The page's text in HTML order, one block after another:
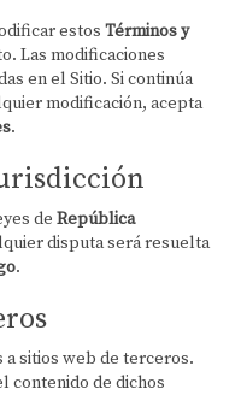
estos Términos y
Las modificaciones
en el Sitio. Si continúa
modificación, acepta
.
de República
disputa será resuelta
.
a sitios web de terceros.
contenido de dichos